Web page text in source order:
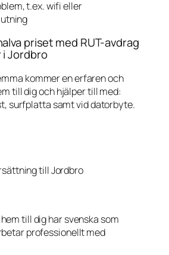
t.ex. wifi eller
priset med RUT-avdrag
Jordbro
kommer en erfaren och
till dig och hjälper till med:
surfplatta samt vid datorbyte.
till Jordbro
till dig har svenska som
professionellt med